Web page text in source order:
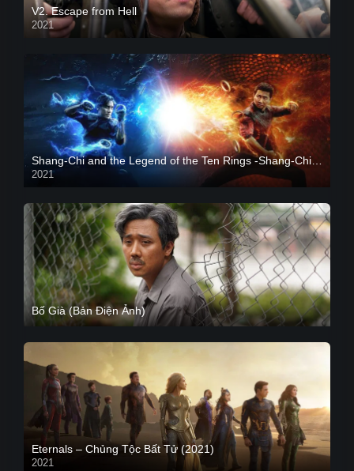
V2. Escape from Hell
2021
Shang-Chi and the Legend of the Ten Rings -Shang-Chi và huyền thoại Thập Luân
2021
CAM
Bố Già (Bản Điện Ảnh)
Eternals – Chủng Tộc Bất Tử (2021)
2021